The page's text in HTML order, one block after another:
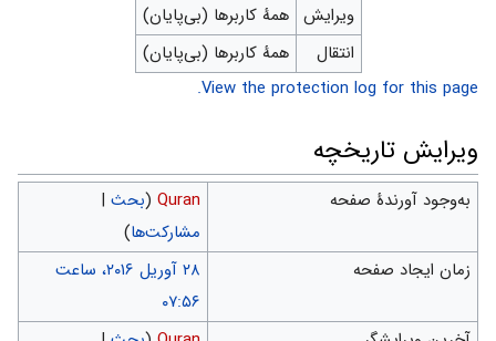
ویرایش همهٔ کاربرها (بی‌پایان)
انتقال
همهٔ کاربرها (بی‌پایان)
View the protection log for this page.
ویرایش تاریخچه
به‌وجود آورندهٔ صفحه Quran
(بحث|
مشارکت‌ها)
زمان ایجاد صفحه
‏۲۸ آوریل ۲۰۱۶، ساعت
۰۷:۵۶